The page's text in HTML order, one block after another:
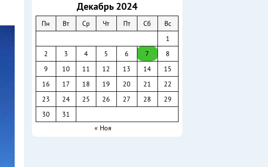
Декабрь 2024
Пн Вт Ср Чт Пт Сб
Вс
1
2
3 4 5 6 7
8
9
10 11 12 13 14
15
16
17 18 19 20 21
22
23
24 25 26 27 28
29
30
31
« Ноя